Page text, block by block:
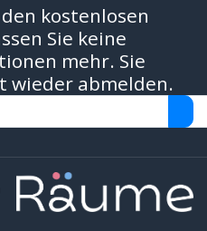
kostenlosen
Sie keine
mehr. Sie
wieder abmelden.